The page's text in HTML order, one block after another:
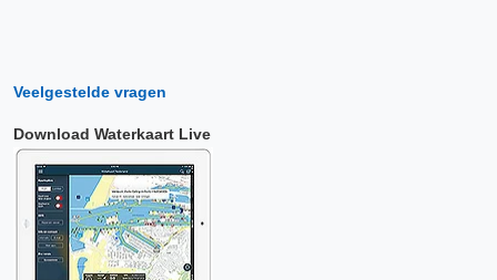
Veelgestelde vragen
Download Waterkaart Live